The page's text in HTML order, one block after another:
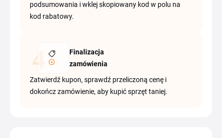
podsumowania i wklej skopiowany kod w polu na
kod rabatowy.
Finalizacja
zamówienia
Zatwierdź kupon, sprawdź przeliczoną cenę i
dokończ zamówienie, aby kupić sprzęt taniej.